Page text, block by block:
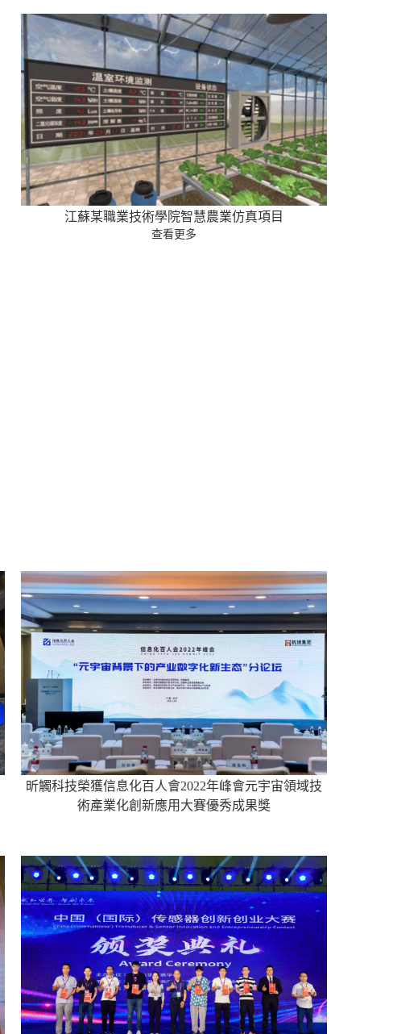
江蘇某職業技術學院智慧農業仿真項目
查看更多
昕觸科技榮獲信息化百人會2022年峰會元宇宙領域技
術產業化創新應用大賽優秀成果獎